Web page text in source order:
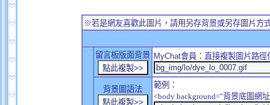
※若是網友喜歡此圖片，請用另存背景或另存圖片方
留言板版面背景 MyChat會員：直接複製圖片路
背景圖語法
範例：
<body background="背景底圖網